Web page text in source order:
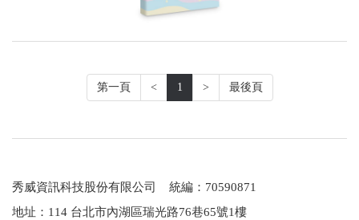
第一頁 < 1 > 最後頁
秀威資訊科技股份有限公司 統編：70590871
地址：114 台北市內湖區瑞光路76巷65號1樓